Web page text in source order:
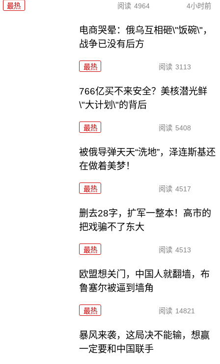
最热 阅读 4964 4小时前
电商哭晕：俄乌互相砸\"饭碗\"，
战争已没有后方
最热 阅读 3113
766亿买不来安全？美核潜光鲜
\"大计划\"的背后
最热 阅读 5408
被俄导弹天天“洗地”，泽连斯基还
在做着美梦！
最热 阅读 4517
删去28字，扩军一整本！高市的
把戏骗不了东大
最热 阅读 4513
欧盟想关门，中国人就翻墙，布
鲁塞尔被逼到墙角
最热 阅读 14821
暴风来袭，这局决不能输，想赢
一定要和中国联手